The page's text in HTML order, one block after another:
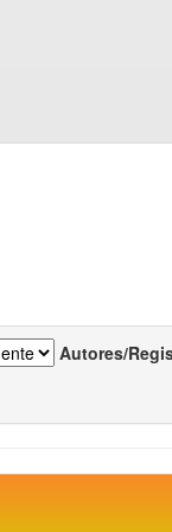
Autores/